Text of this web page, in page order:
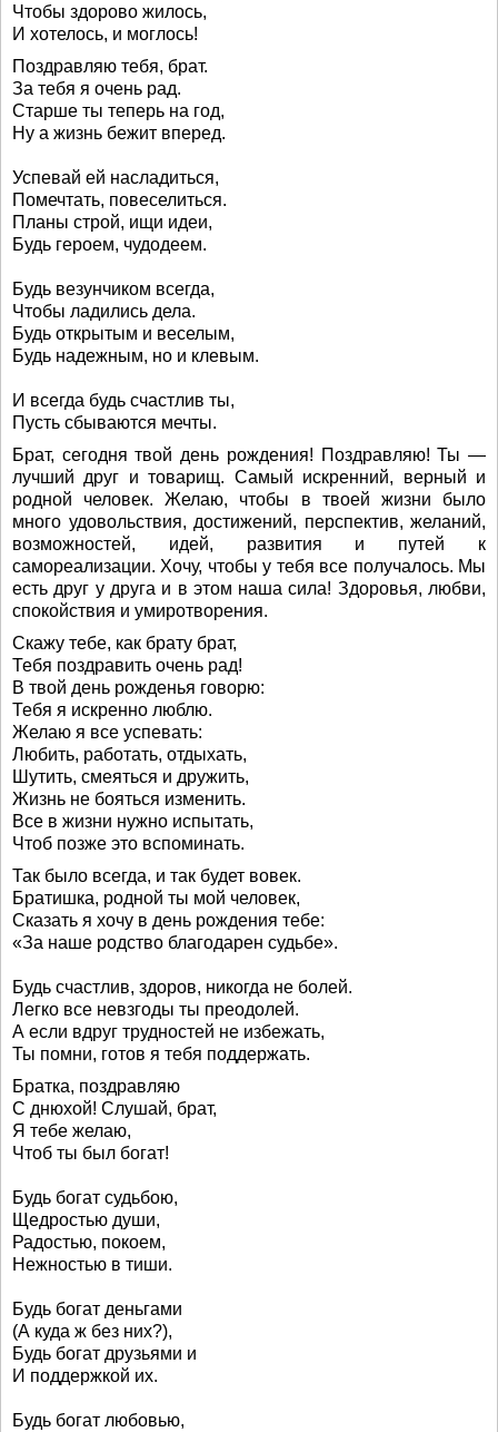
Чтобы здорово жилось,
И хотелось, и моглось!
Поздравляю тебя, брат.
За тебя я очень рад.
Старше ты теперь на год,
Ну а жизнь бежит вперед.
Успевай ей насладиться,
Помечтать, повеселиться.
Планы строй, ищи идеи,
Будь героем, чудодеем.
Будь везунчиком всегда,
Чтобы ладились дела.
Будь открытым и веселым,
Будь надежным, но и клевым.
И всегда будь счастлив ты,
Пусть сбываются мечты.
Брат, сегодня твой день рождения! Поздравляю! Ты —
лучший друг и товарищ. Самый искренний, верный и
родной человек. Желаю, чтобы в твоей жизни было
много удовольствия, достижений, перспектив, желаний,
возможностей, идей, развития и путей к
самореализации. Хочу, чтобы у тебя все получалось. Мы
есть друг у друга и в этом наша сила! Здоровья, любви,
спокойствия и умиротворения.
Скажу тебе, как брату брат,
Тебя поздравить очень рад!
В твой день рожденья говорю:
Тебя я искренно люблю.
Желаю я все успевать:
Любить, работать, отдыхать,
Шутить, смеяться и дружить,
Жизнь не бояться изменить.
Все в жизни нужно испытать,
Чтоб позже это вспоминать.
Так было всегда, и так будет вовек.
Братишка, родной ты мой человек,
Сказать я хочу в день рождения тебе:
«За наше родство благодарен судьбе».
Будь счастлив, здоров, никогда не болей.
Легко все невзгоды ты преодолей.
А если вдруг трудностей не избежать,
Ты помни, готов я тебя поддержать.
Братка, поздравляю
С днюхой! Слушай, брат,
Я тебе желаю,
Чтоб ты был богат!
Будь богат судьбою,
Щедростью души,
Радостью, покоем,
Нежностью в тиши.
Будь богат деньгами
(А куда ж без них?),
Будь богат друзьями и
И поддержкой их.
Будь богат любовью,